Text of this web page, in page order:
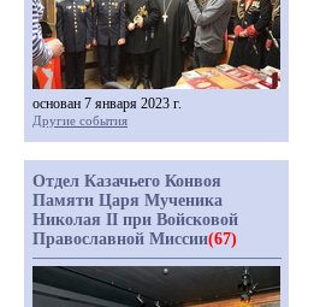
основан 7 января 2023 г.
Другие события
Отдел Казачьего Конвоя
Памяти Царя Мученика
Николая II при Войсковой
Православной Миссии(67)